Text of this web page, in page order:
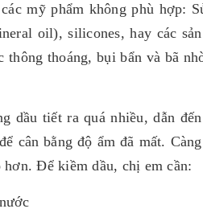
các mỹ phẩm không phù hợp:
oil), silicones, hay các
thông thoáng, bụi bẩn và bã
dầu tiết ra quá nhiều, dẫn
cân bằng độ ẩm đã mất.
hơn. Để kiềm dầu, chị em cần: